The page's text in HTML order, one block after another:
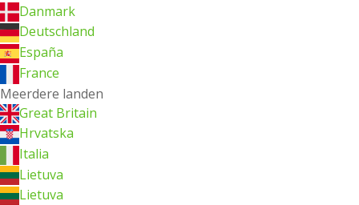
Danmark
Deutschland
España
France
Meerdere landen
Great Britain
Hrvatska
Italia
Lietuva
Lietuva